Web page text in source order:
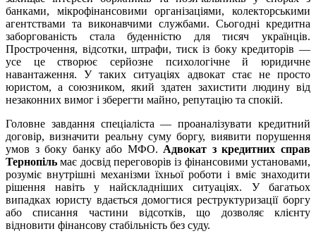
банками, мікрофінансовими організаціями, колекторськими
агентствами та виконавчими службами. Сьогодні кредитна
заборгованість стала буденністю для тисяч українців.
Прострочення, відсотки, штрафи, тиск із боку кредиторів —
усе це створює серйозне психологічне й юридичне
навантаження. У таких ситуаціях адвокат стає не просто
юристом, а союзником, який здатен захистити людину від
незаконних вимог і зберегти майно, репутацію та спокій.
Головне завдання спеціаліста — проаналізувати кредитний
договір, визначити реальну суму боргу, виявити порушення
умов з боку банку або МФО. Адвокат з кредитних справ
Тернопіль має досвід переговорів із фінансовими установами,
розуміє внутрішні механізми їхньої роботи і вміє знаходити
рішення навіть у найскладніших ситуаціях. У багатьох
випадках юристу вдається домогтися реструктуризації боргу
або списання частини відсотків, що дозволяє клієнту
відновити фінансову стабільність без суду.